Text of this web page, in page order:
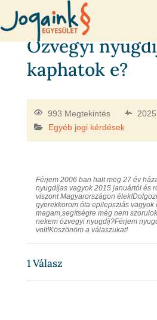
Özvegyi
kaphatok e?
993 Megtekintés
Egyéb jogi kérdések
Férjem 2006 ban halt meg 27 év
nyugdíjas vagyok 2015 januártól és
viszont Magyarországon
gyerekkorom óta epilepsziás vagyok
magam,segítségre még nem
nekem özvegyi nyugdíj?Férjem
volt!Köszönöm a válaszukat!
1Válasz